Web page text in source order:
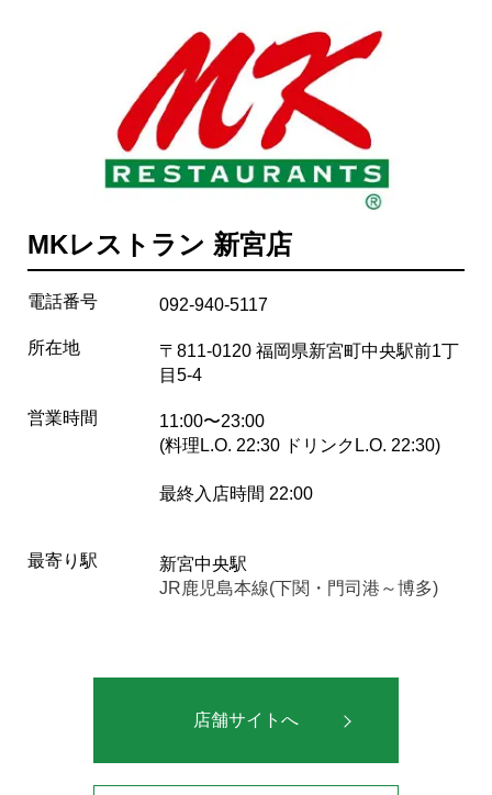
MKレストラン 新宮店
電話番号 092-940-5117
所在地
〒811-0120 福岡県新宮町中央駅前1丁
目5-4
営業時間
11:00〜23:00
(料理L.O. 22:30 ドリンクL.O. 22:30)
最終入店時間 22:00
最寄り駅
新宮中央駅
JR鹿児島本線(下関・門司港～博多)
店舗サイトへ